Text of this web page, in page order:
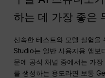
하는 데 가장 좋은
신속한 테스트와 모델 실험을
Studio는 일반 사용자용 앱보
문에 공식 채널 중에서는 가
를 생성하는 용도라면 보통